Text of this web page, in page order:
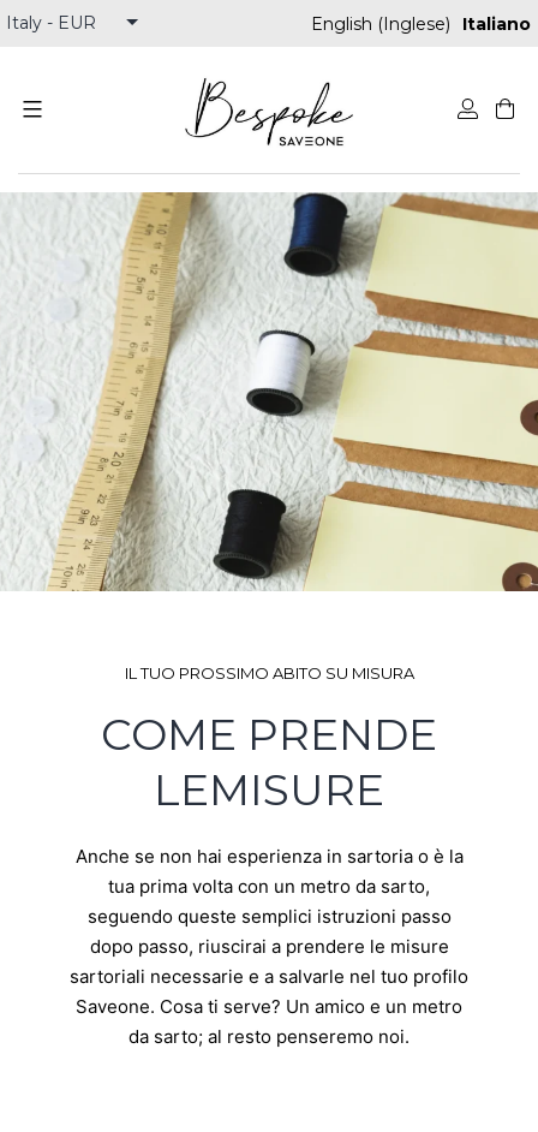
English (Inglese) Italiano
content
IL TUO PROSSIMO ABITO SU MISURA
COME PRENDE
LEMISURE
Anche se non hai esperienza in sartoria o è la
tua prima volta con un metro da sarto,
seguendo queste semplici istruzioni passo
dopo passo, riuscirai a prendere le misure
sartoriali necessarie e a salvarle nel tuo profilo
Saveone. Cosa ti serve? Un amico e un metro
da sarto; al resto penseremo noi.